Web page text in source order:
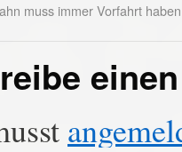
muss immer Vorfahrt haben